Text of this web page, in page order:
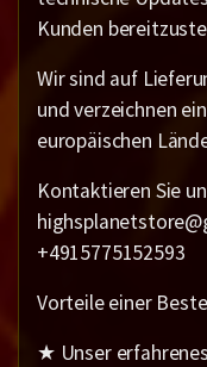
Kunden
Wir sind auf
und verzeichnen
europäischen
Kontaktieren Sie
+4915775152593
Vorteile einer
★ Unser